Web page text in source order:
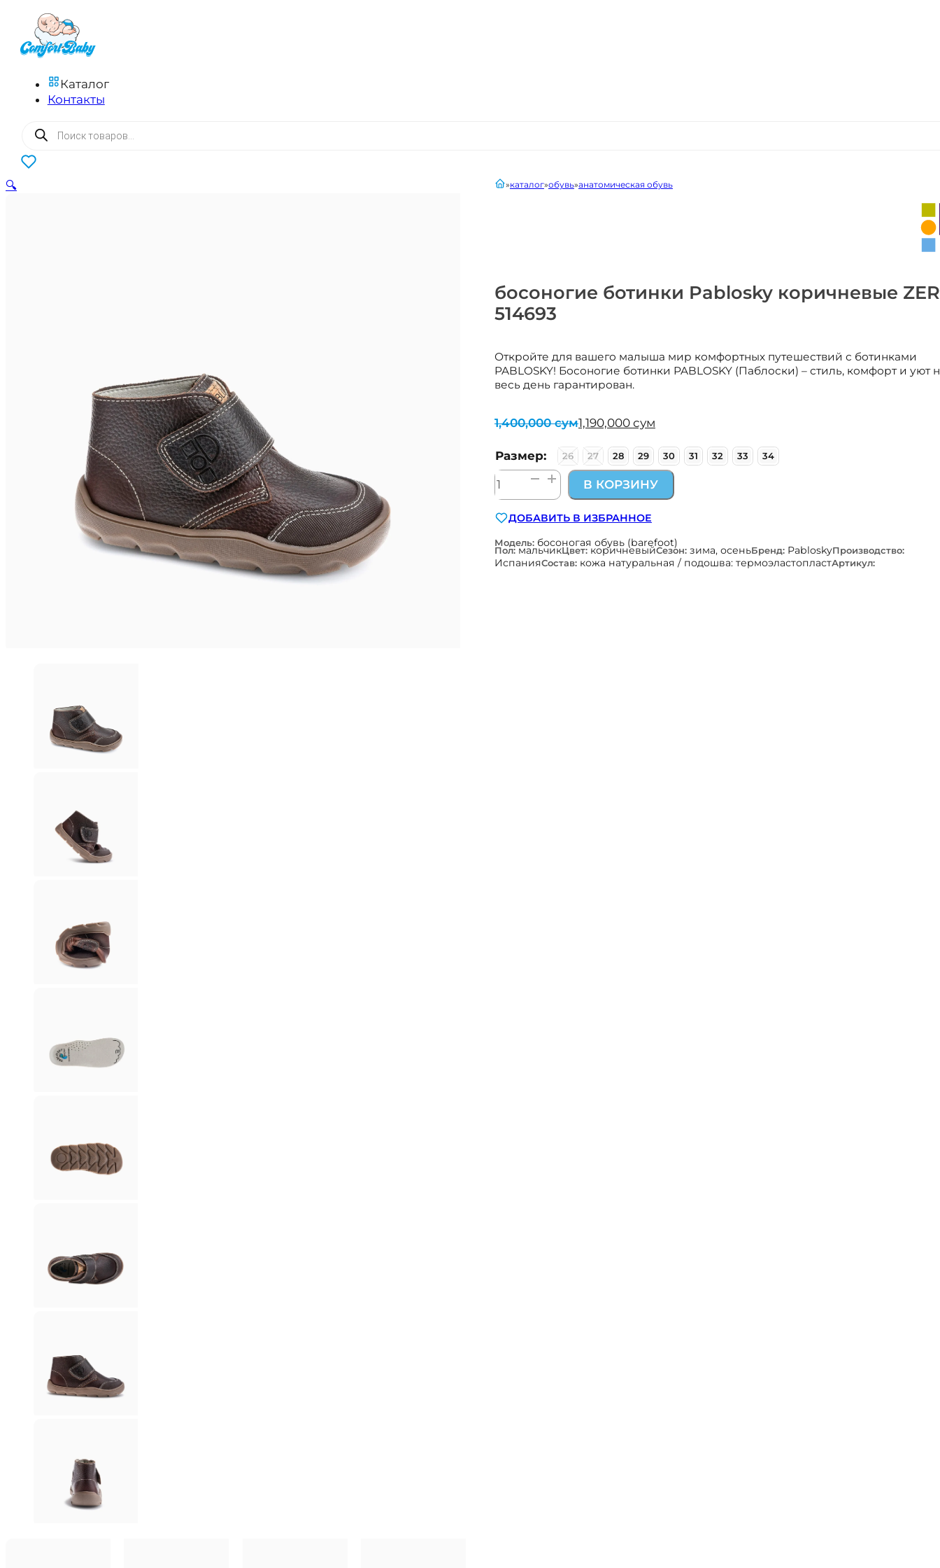
Каталог
Контакты
Поиск
товаров
0
босоногие ботинки Pablosky коричневые
514693
Откройте для вашего малыша мир комфортных путешествий с ботинками
PABLOSKY! Босоногие ботинки PABLOSKY (Паблоски) – стиль, комфорт и уют
весь день гарантирован.
главнаякаталог обувь анатомическая обувь
1,400,000сум
Первоначальная
составляла
1,400,000 сум.
1,190,000 сум
Текущая
1,190,000 сум.
Размер: 26 27 28 29 30 31 32 33 34
Количество
товара
ботинки
Pablosky
коричневые
ZERO
В КОРЗИНУ
ДОБАВИТЬ В ИЗБРАННОЕ
Модель: босоногая обувь (barefoot)
Пол: мальчикЦвет: коричневыйСезон: зима, осеньБренд: PabloskyПроизводство:
ИспанияСостав: кожа натуральная / подошва: термоэластопластАртикул:
🔍